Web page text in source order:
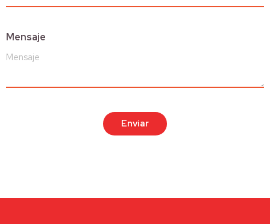
Mensaje
Enviar